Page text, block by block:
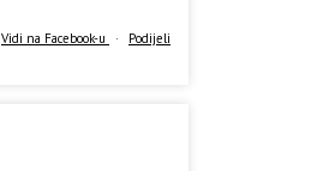
Vidi na Facebook-u · Podijeli